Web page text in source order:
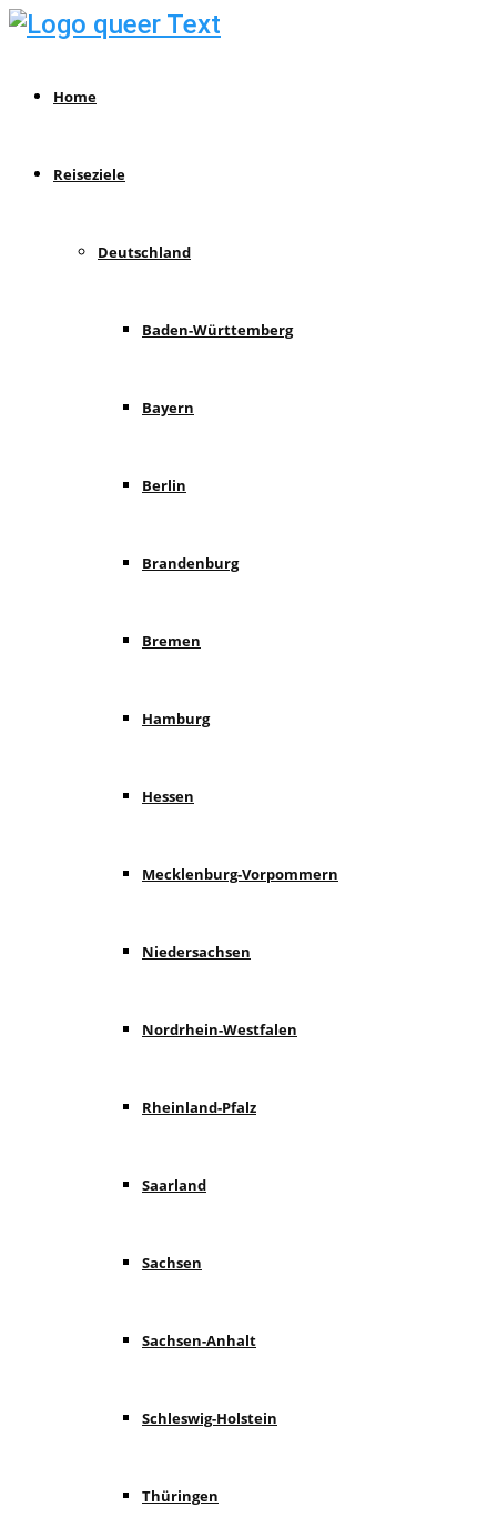
Home
Reiseziele
Deutschland
Baden-Württemberg
Bayern
Berlin
Brandenburg
Bremen
Hamburg
Hessen
Mecklenburg-Vorpommern
Niedersachsen
Nordrhein-Westfalen
Rheinland-Pfalz
Saarland
Sachsen
Sachsen-Anhalt
Schleswig-Holstein
Thüringen